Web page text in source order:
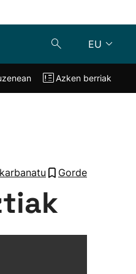
EU
Zuzenean
Azken berriak
Gorde